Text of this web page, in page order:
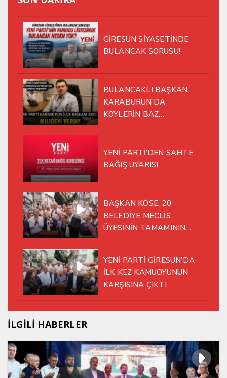
GİRESUN SİYASETİNDE
BULANCAK SORUSU!
BULANCAKLI BAŞKAN,
KARABURUN’DA
KÖYLERİN BAZ
YENİ PARTİ’DEN SAHTE
BAĞIŞ UYARISI
BAŞKAN KÖSE, 20
BELEDİYE MECLİS
ÜYESİNİN TAMAMININ
YÜRÜMEYE KARAR VERDİK
YENİ PARTİ GİRESUN’DA
İLK KEZ KAMUOYUNUN
KARŞISINA ÇIKTI
İLGİLİ HABERLER